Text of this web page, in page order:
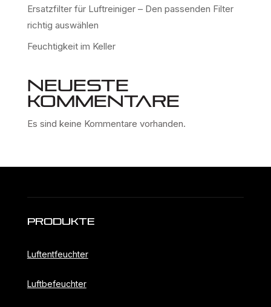
Ersatzfilter für Luftreiniger – Den passenden Filter
richtig auswählen
Feuchtigkeit im Keller
Neueste
Kommentare
Es sind keine Kommentare vorhanden.
Produkte
Luftentfeuchter
Luftbefeuchter